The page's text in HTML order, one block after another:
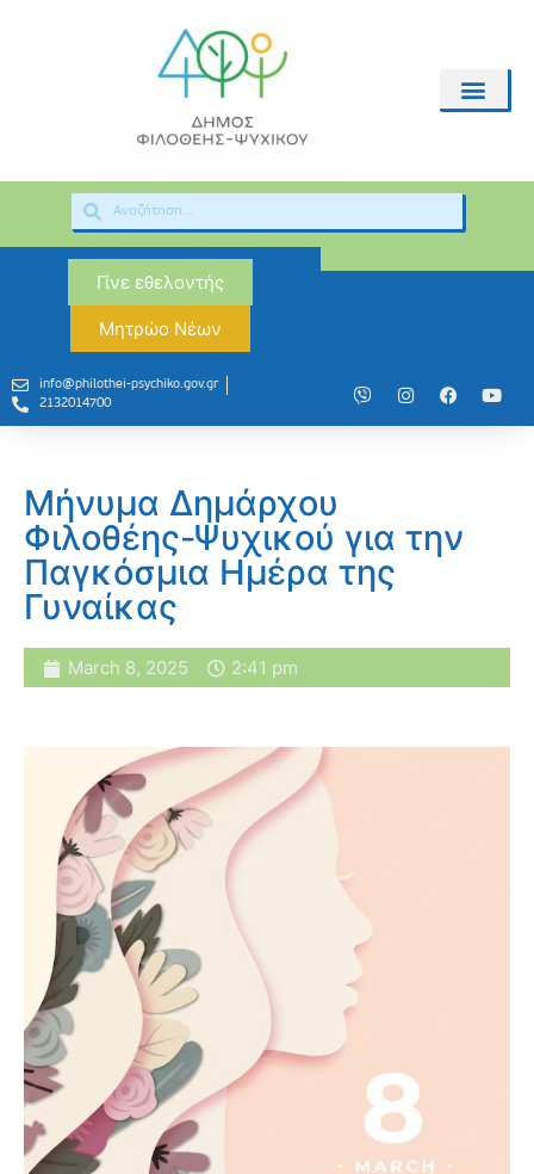
Γίνε εθελοντής
Μητρώο Νέων
info@philothei-psychiko.gov.gr
2132014700
Μήνυμα Δημάρχου
Φιλοθέης-Ψυχικού για την
Παγκόσμια Ημέρα της
Γυναίκας
March 8, 2025 2:41 pm